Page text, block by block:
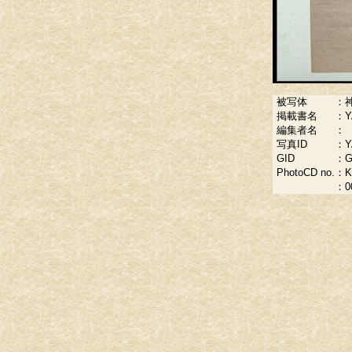
被写体 ：
掲載書名
：
編集者名
：
写真ID
：
GID
：
PhotoCD no. ：
：